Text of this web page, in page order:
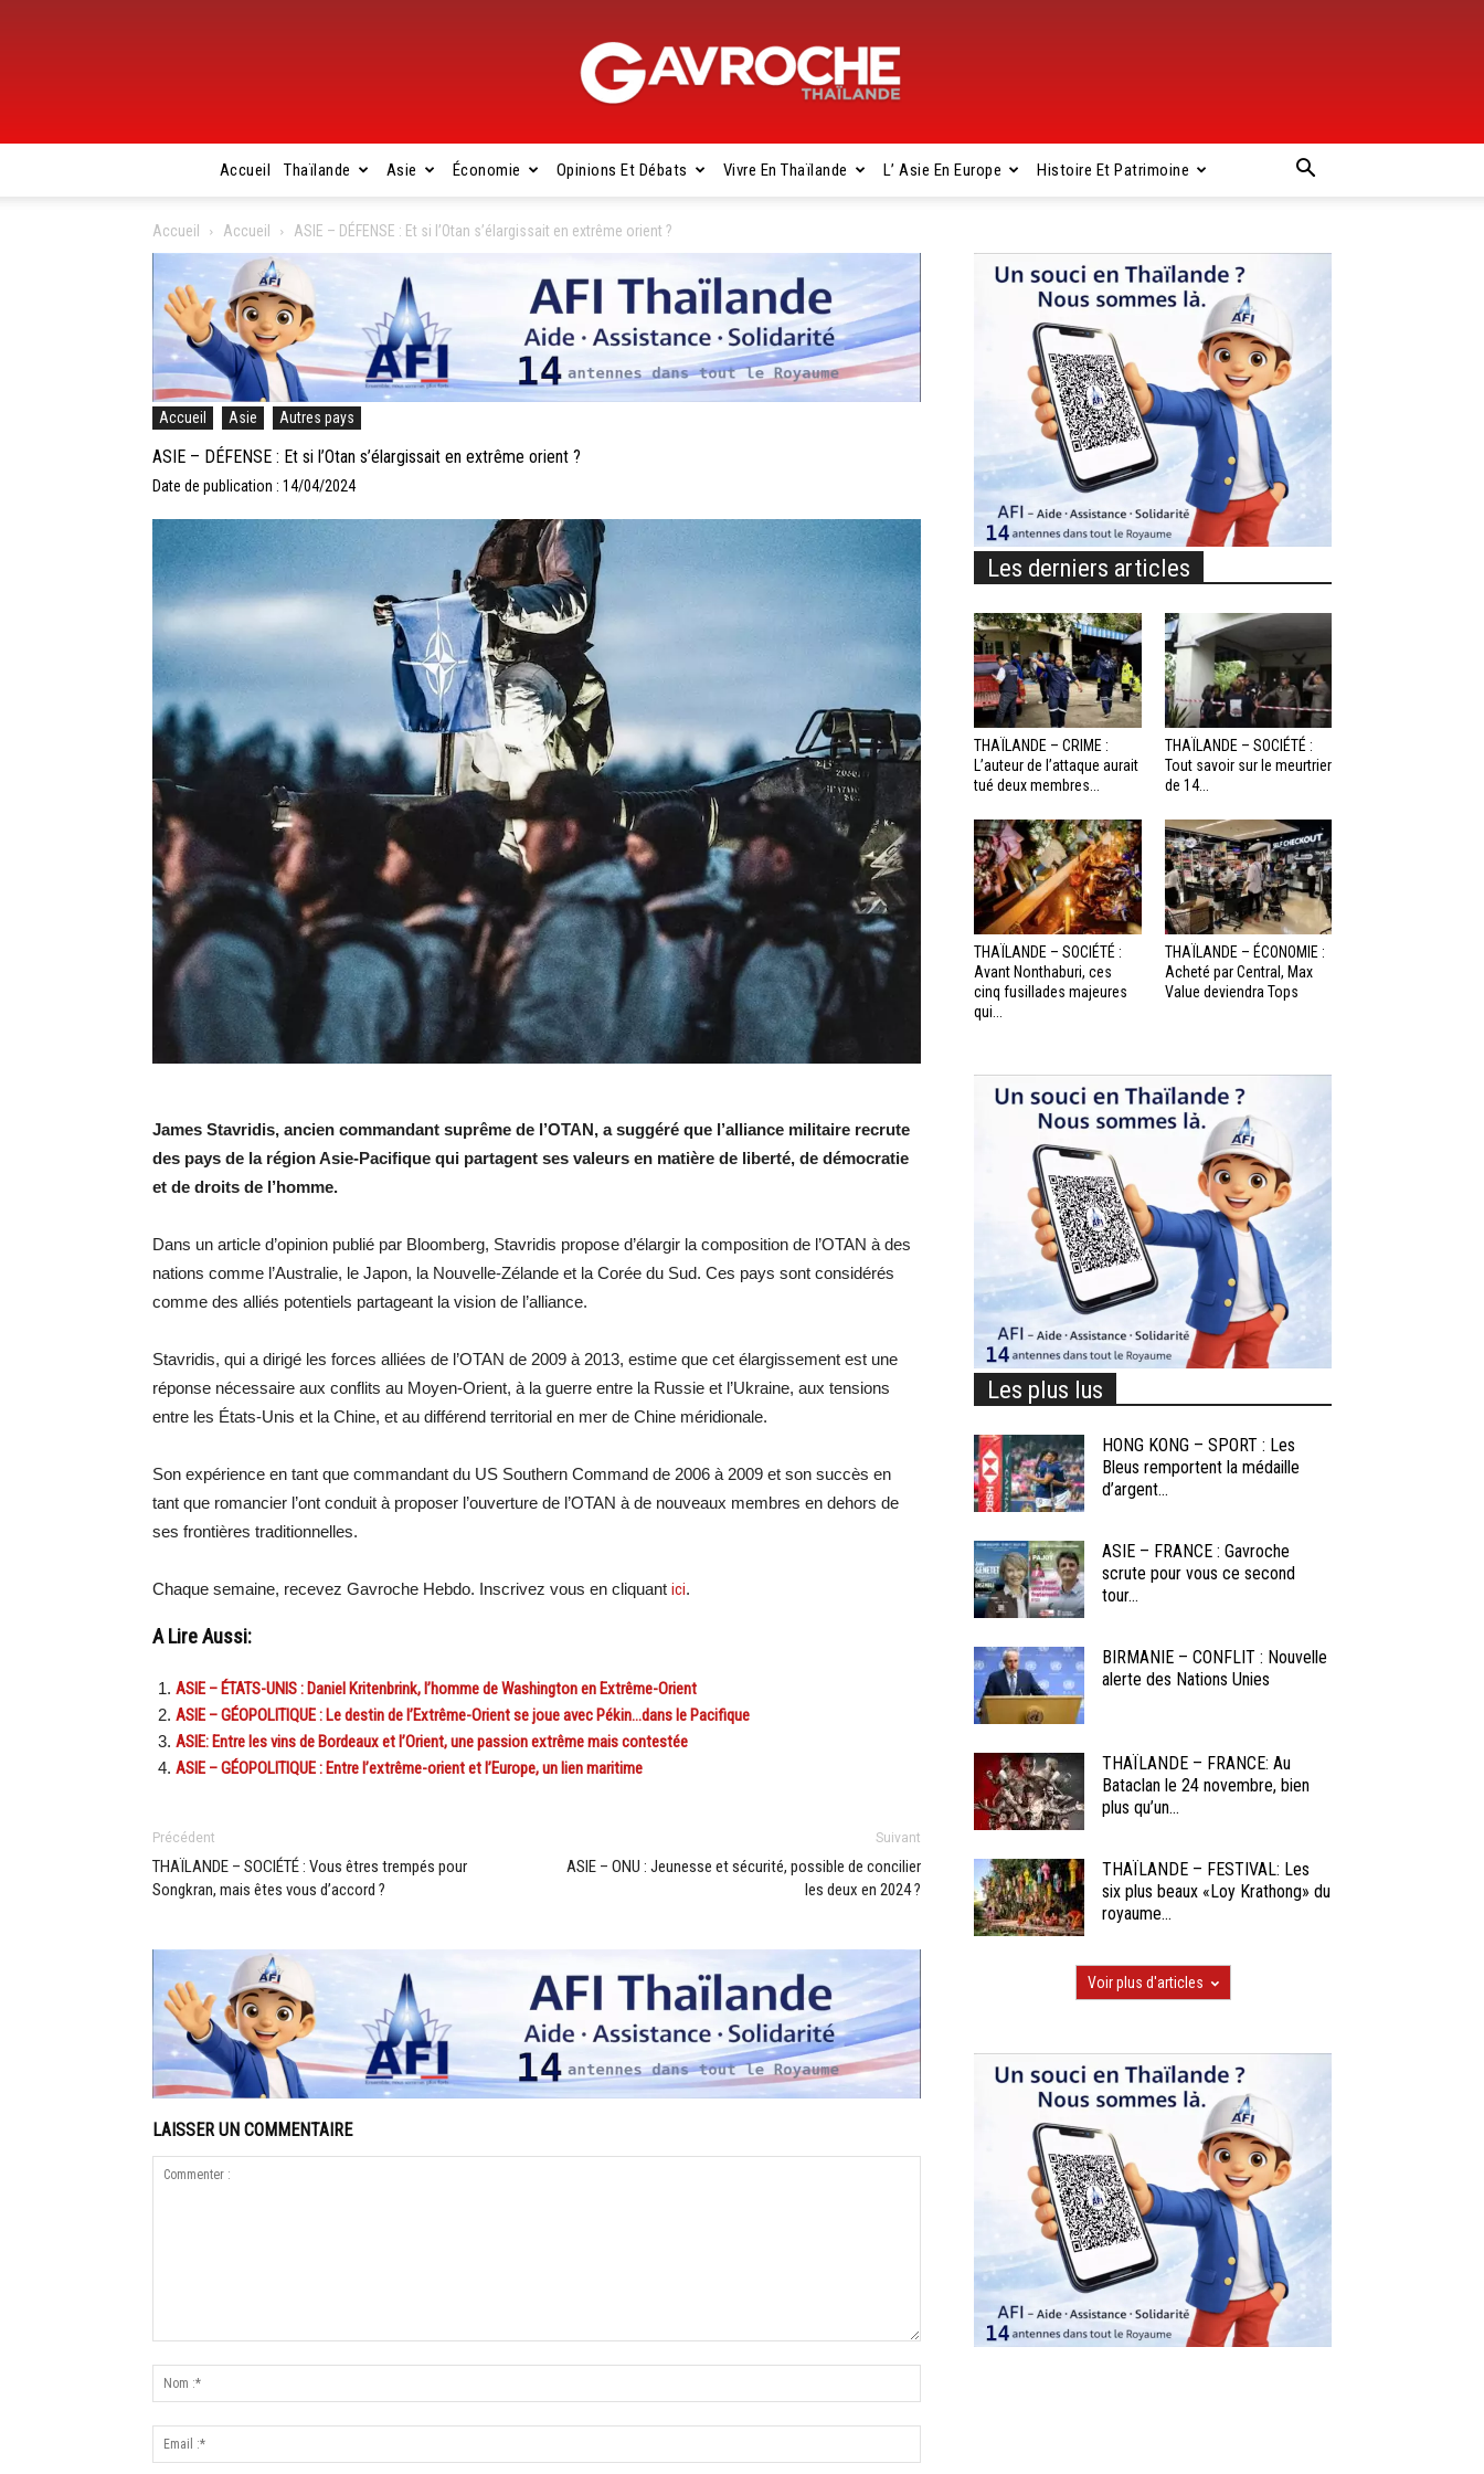
Gavroche
Thaïlande
Accueil Thaïlande Asie Économie Opinions Et Débats Vivre En Thaïlande L’ Asie En Europe Histoire Et Patrimoine
Accueil Accueil ASIE – DÉFENSE : Et si l’Otan s’élargissait en extrême orient ?
Accueil Asie Autres pays
ASIE – DÉFENSE : Et si l’Otan s’élargissait en extrême orient ?
Date de publication : 14/04/2024
James Stavridis, ancien commandant suprême de l’OTAN, a suggéré que l’alliance militaire recrute
des pays de la région Asie-Pacifique qui partagent ses valeurs en matière de liberté, de démocratie
et de droits de l’homme.
Dans un article d’opinion publié par Bloomberg, Stavridis propose d’élargir la composition de l’OTAN à des
nations comme l’Australie, le Japon, la Nouvelle-Zélande et la Corée du Sud. Ces pays sont considérés
comme des alliés potentiels partageant la vision de l’alliance.
Stavridis, qui a dirigé les forces alliées de l’OTAN de 2009 à 2013, estime que cet élargissement est une
réponse nécessaire aux conflits au Moyen-Orient, à la guerre entre la Russie et l’Ukraine, aux tensions
entre les États-Unis et la Chine, et au différend territorial en mer de Chine méridionale.
Son expérience en tant que commandant du US Southern Command de 2006 à 2009 et son succès en
tant que romancier l’ont conduit à proposer l’ouverture de l’OTAN à de nouveaux membres en dehors de
ses frontières traditionnelles.
Chaque semaine, recevez Gavroche Hebdo. Inscrivez vous en cliquant ici.
A Lire Aussi:
ASIE – ÉTATS-UNIS : Daniel Kritenbrink, l’homme de Washington en Extrême-Orient
ASIE – GÉOPOLITIQUE : Le destin de l’Extrême-Orient se joue avec Pékin…dans le Pacifique
ASIE: Entre les vins de Bordeaux et l’Orient, une passion extrême mais contestée
ASIE – GÉOPOLITIQUE : Entre l’extrême-orient et l’Europe, un lien maritime
Précédent
THAÏLANDE – SOCIÉTÉ : Vous êtres trempés pour
Songkran, mais êtes vous d’accord ?
Suivant
ASIE – ONU : Jeunesse et sécurité, possible de concilier
les deux en 2024 ?
LAISSER UN COMMENTAIRE
Les derniers articles
THAÏLANDE – CRIME :
L’auteur de l’attaque aurait
tué deux membres...
THAÏLANDE – SOCIÉTÉ :
Tout savoir sur le meurtrier
de 14...
THAÏLANDE – SOCIÉTÉ :
Avant Nonthaburi, ces
cinq fusillades majeures
qui...
THAÏLANDE – ÉCONOMIE :
Acheté par Central, Max
Value deviendra Tops
Les plus lus
HONG KONG – SPORT : Les
Bleus remportent la médaille
d’argent...
ASIE – FRANCE : Gavroche
scrute pour vous ce second
tour...
BIRMANIE – CONFLIT : Nouvelle
alerte des Nations Unies
THAÏLANDE – FRANCE: Au
Bataclan le 24 novembre, bien
plus qu’un...
THAÏLANDE – FESTIVAL: Les
six plus beaux «Loy Krathong» du
royaume...
Voir plus d'articles